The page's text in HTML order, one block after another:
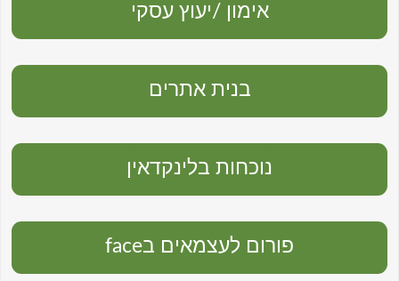
אימון /יעוץ עסקי
בנית אתרים
נוכחות בלינקדאין
פורום לעצמאים בface